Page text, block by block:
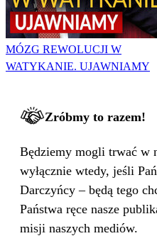
MÓZG REWOLUCJI W
WATYKANIE. UJAWNIAMY
Zróbmy to razem!
Będziemy mogli trwać w
wyłącznie wtedy, jeśli
Darczyńcy – będą tego
Państwa ręce nasze
misji naszych mediów.